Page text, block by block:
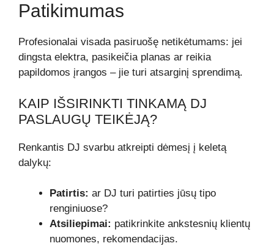
Patikimumas
Profesionalai visada pasiruošę netikėtumams: jei
dingsta elektra, pasikeičia planas ar reikia
papildomos įrangos – jie turi atsarginį sprendimą.
KAIP IŠSIRINKTI TINKAMĄ DJ
PASLAUGŲ TEIKĖJĄ?
Renkantis DJ svarbu atkreipti dėmesį į keletą
dalykų:
Patirtis: ar DJ turi patirties jūsų tipo
renginiuose?
Atsiliepimai: patikrinkite ankstesnių klientų
nuomones, rekomendacijas.